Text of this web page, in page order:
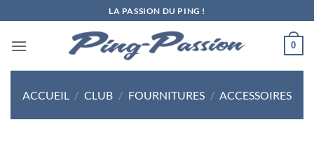
au
contenu
LA PASSION DU PING !
0
ACCUEIL / CLUB / FOURNITURES / ACCESSOIRES